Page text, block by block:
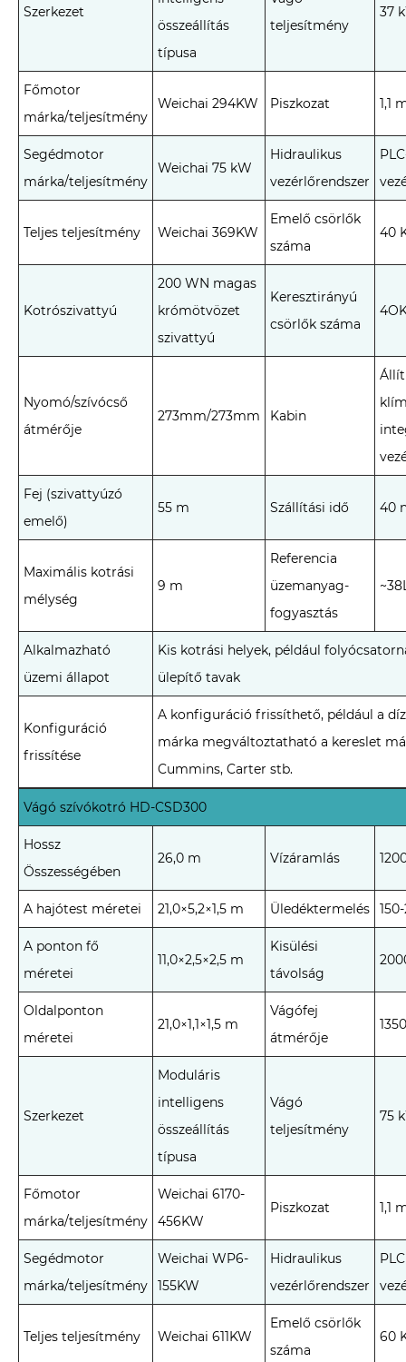
Szerkezet
összeállítás
típusa
teljesítmény
37
Főmotor
márka/teljesítmény
Weichai 294KW Piszkozat 1,1
Segédmotor
márka/teljesítmény
Weichai 75 kW
Hidraulikus
vezérlőrendszer
Teljes teljesítmény Weichai 369KW
Emelő csörlők
száma
40
Kotrószivattyú
200 WN magas
krómötvözet
szivattyú
Keresztirányú
csörlők száma
Nyomó/szívócső
átmérője
273mm/273mm Kabin
Fej (szivattyúzó
emelő)
55 m Szállítási idő 40
Maximális kotrási
mélység
9 m
Referencia
üzemanyag-
fogyasztás
Alkalmazható
üzemi állapot
Kis kotrási helyek, például
ülepítő tavak
Konfiguráció
frissítése
A konfiguráció frissíthető, például a
márka megváltoztatható a kereslet
Cummins, Carter stb.
Vágó szívókotró HD-CSD300
Hossz
Összességében
26,0 m Vízáramlás
A hajótest méretei 21,0×5,2×1,5 m Üledéktermelés
A ponton fő
méretei
11,0×2,5×2,5 m
Kisülési
távolság
Oldalponton
méretei
21,0×1,1×1,5 m
Vágófej
átmérője
Szerkezet
Moduláris
intelligens
összeállítás
típusa
Vágó
teljesítmény
75
Főmotor
márka/teljesítmény
Weichai 6170-
456KW
Piszkozat 1,1
Segédmotor
márka/teljesítmény
Weichai WP6-
155KW
Hidraulikus
vezérlőrendszer
Teljes teljesítmény Weichai 611KW
Emelő csörlők
száma
60